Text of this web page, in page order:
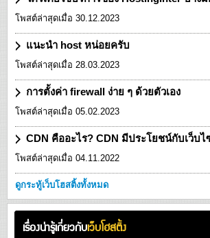
โพสต์ล่าสุดเมื่อ 30.12.2023
แนะนำ host หน่อยครับ
โพสต์ล่าสุดเมื่อ 28.03.2023
การตั้งค่า firewall ง่าย ๆ ด้วยตัวเอง
โพสต์ล่าสุดเมื่อ 05.02.2023
CDN คืออะไร? CDN มีประโยชน์กับเว็บไ
โพสต์ล่าสุดเมื่อ 04.11.2022
ดูกระทู้เว็บโฮสติ้งทั้งหมด
เรื่องน่ารู้เกี่ยวกับเว็บโฮสติ้ง